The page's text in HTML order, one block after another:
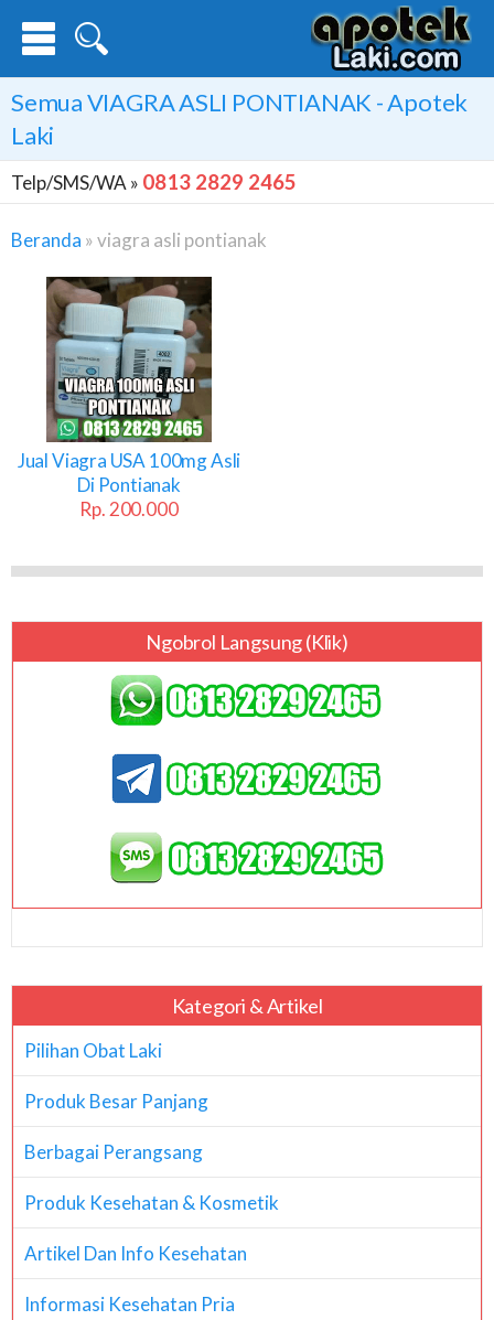
SemuaVIAGRA ASLI PONTIANAK - Apotek
Laki
Telp/SMS/WA » 0813 2829 2465
Beranda »viagra asli pontianak
Viagra
Asli
Pontianak
Jual Viagra USA 100mg Asli
Di Pontianak
Rp. 200.000
Ngobrol Langsung (klik)
Kategori & Artikel
Pilihan Obat Laki
Produk Besar Panjang
Berbagai Perangsang
Produk Kesehatan & Kosmetik
Artikel Dan Info Kesehatan
Informasi Kesehatan Pria